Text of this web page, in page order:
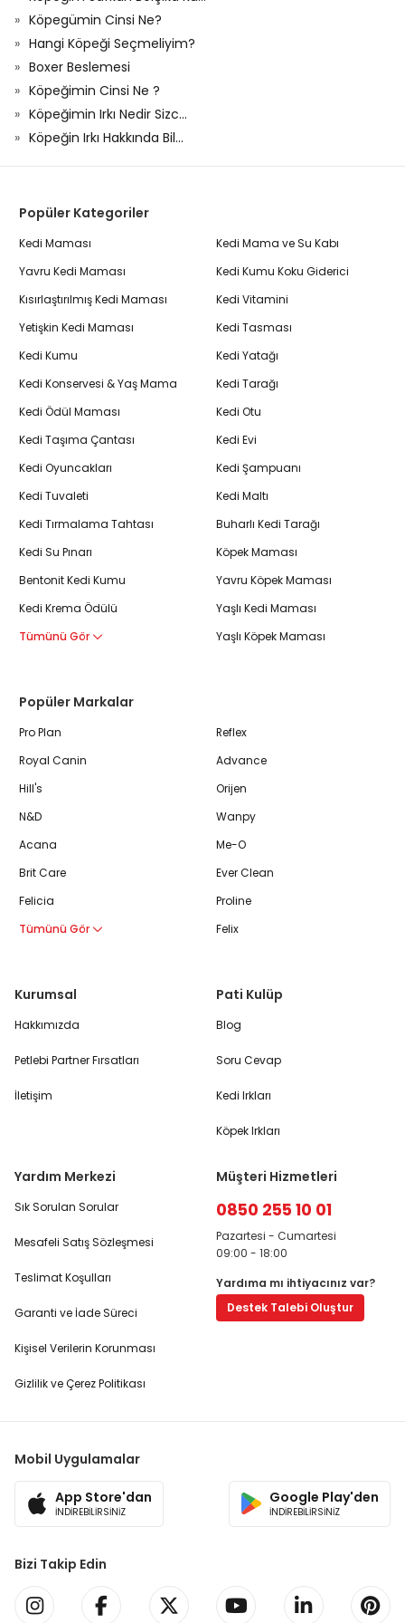
Köpegümin Cinsi Ne?
Hangi Köpeği Seçmeliyim?
Boxer Beslemesi
Köpeğimin Cinsi Ne ?
Köpeğimin Irkı Nedir Sizc...
Köpeğin Irkı Hakkında Bil...
Popüler Kategoriler
Kedi Maması
Yavru Kedi Maması
Kısırlaştırılmış Kedi Maması
Yetişkin Kedi Maması
Kedi Kumu
Kedi Konservesi & Yaş Mama
Kedi Ödül Maması
Kedi Taşıma Çantası
Kedi Oyuncakları
Kedi Tuvaleti
Kedi Tırmalama Tahtası
Kedi Su Pınarı
Bentonit Kedi Kumu
Kedi Krema Ödülü
Tümünü Gör
Kedi Mama ve Su Kabı
Kedi Kumu Koku Giderici
Kedi Vitamini
Kedi Tasması
Kedi Yatağı
Kedi Tarağı
Kedi Otu
Kedi Evi
Kedi Şampuanı
Kedi Maltı
Buharlı Kedi Tarağı
Köpek Maması
Yavru Köpek Maması
Yaşlı Kedi Maması
Yaşlı Köpek Maması
Popüler Markalar
Pro Plan
Royal Canin
Hill's
N&D
Acana
Brit Care
Felicia
Tümünü Gör
Reflex
Advance
Orijen
Wanpy
Me-O
Ever Clean
Proline
Felix
Kurumsal
Hakkımızda
Petlebi Partner Fırsatları
İletişim
Pati Kulüp
Blog
Soru Cevap
Kedi Irkları
Köpek Irkları
Yardım Merkezi
Sık Sorulan Sorular
Mesafeli Satış Sözleşmesi
Teslimat Koşulları
Garanti ve İade Süreci
Kişisel Verilerin Korunması
Gizlilik ve Çerez Politikası
Müşteri Hizmetleri
0850 255 10 01
Pazartesi - Cumartesi
09:00 - 18:00
Yardıma mı ihtiyacınız var?
Destek Talebi Oluştur
Mobil Uygulamalar
App Store'dan
İNDİREBİLİRSİNİZ
Google Play'den
İNDİREBİLİRSİNİZ
Bizi Takip Edin